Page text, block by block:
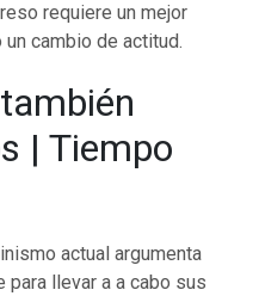
requiere un mejor
cambio de actitud.
| Tiempo
actual argumenta
para llevar a a cabo sus